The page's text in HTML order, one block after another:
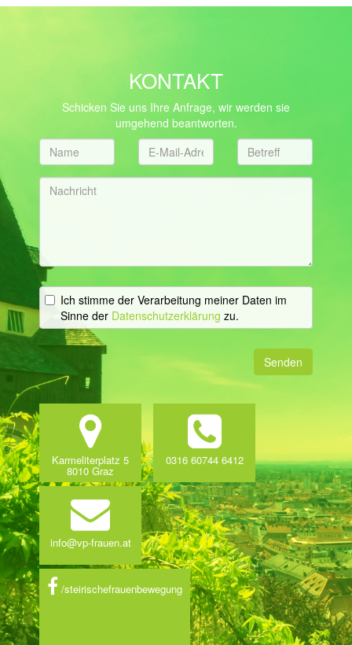
KONTAKT
Schicken Sie uns Ihre Anfrage, wir werden sie
umgehend beantworten.
Ich stimme der Verarbeitung meiner Daten im
Sinne der Datenschutzerklärung zu.
Senden
Karmeliterplatz 5
8010 Graz
0316 60744 6412
info@vp-frauen.at
/steirischefrauenbewegung